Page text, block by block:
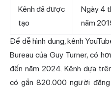
Kênh đã được
tạo
Ngày 4
năm
Để dễ hình dung, kênh
Bureau của Guy Turner, có
đến năm 2024. Kênh dựa
có gần 820.000 người đăng